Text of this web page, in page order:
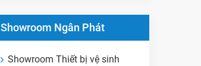
Showroom Ngân Phát
Showroom Thiết bị vệ sinh